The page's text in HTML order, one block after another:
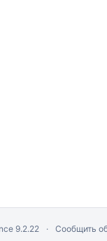
9.2.22 Сообщить